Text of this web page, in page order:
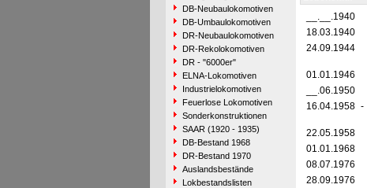
DB-Neubaulokomotiven
DB-Umbaulokomotiven
DR-Neubaulokomotiven
DR-Rekolokomotiven
DR - "6000er"
ELNA-Lokomotiven
Industrielokomotiven
Feuerlose Lokomotiven
Sonderkonstruktionen
SAAR (1920 - 1935)
DB-Bestand 1968
DR-Bestand 1970
Auslandsbestände
Lokbestandslisten
__.__.1940
18.03.1940
24.09.1944
01.01.1946
__.06.1950
16.04.1958 -
22.05.1958
01.01.1968
08.07.1976
28.09.1976